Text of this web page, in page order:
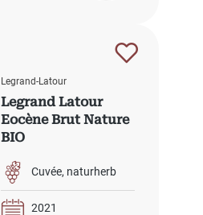
Legrand-Latour
Legrand Latour
Eocène Brut Nature
BIO
Cuvée naturherb
2021